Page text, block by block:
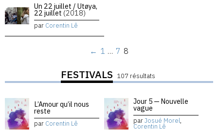
Un 22 juillet / Utøya,
22 juillet (2018)
par Corentin Lê
← 1 … 7 8
FESTIVALS 107 résultats
L’Amour qu’il nous
reste
par Corentin Lê
Jour 5 — Nouvelle
vague
parJosué Morel,
Corentin Lê